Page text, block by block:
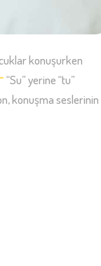
konuşurken
“Su” yerine “tu”
konuşma seslerinin